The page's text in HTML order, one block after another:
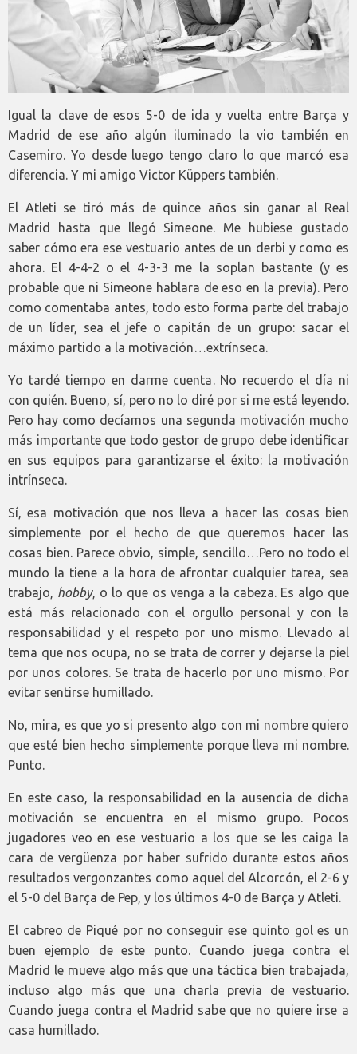
Igual la clave de esos 5-0 de ida y vuelta entre Barça y
Madrid de ese año algún iluminado la vio también en
Casemiro. Yo desde luego tengo claro lo que marcó esa
diferencia. Y mi amigo Victor Küppers también.
El Atleti se tiró más de quince años sin ganar al Real
Madrid hasta que llegó Simeone. Me hubiese gustado
saber cómo era ese vestuario antes de un derbi y como es
ahora. El 4-4-2 o el 4-3-3 me la soplan bastante (y es
probable que ni Simeone hablara de eso en la previa). Pero
como comentaba antes, todo esto forma parte del trabajo
de un líder, sea el jefe o capitán de un grupo: sacar el
máximo partido a la motivación…extrínseca.
Yo tardé tiempo en darme cuenta. No recuerdo el día ni
con quién. Bueno, sí, pero no lo diré por si me está leyendo.
Pero hay como decíamos una segunda motivación mucho
más importante que todo gestor de grupo debe identificar
en sus equipos para garantizarse el éxito: la motivación
intrínseca.
Sí, esa motivación que nos lleva a hacer las cosas bien
simplemente por el hecho de que queremos hacer las
cosas bien. Parece obvio, simple, sencillo…Pero no todo el
mundo la tiene a la hora de afrontar cualquier tarea, sea
trabajo, hobby, o lo que os venga a la cabeza. Es algo que
está más relacionado con el orgullo personal y con la
responsabilidad y el respeto por uno mismo. Llevado al
tema que nos ocupa, no se trata de correr y dejarse la piel
por unos colores. Se trata de hacerlo por uno mismo. Por
evitar sentirse humillado.
No, mira, es que yo si presento algo con mi nombre quiero
que esté bien hecho simplemente porque lleva mi nombre.
Punto.
En este caso, la responsabilidad en la ausencia de dicha
motivación se encuentra en el mismo grupo. Pocos
jugadores veo en ese vestuario a los que se les caiga la
cara de vergüenza por haber sufrido durante estos años
resultados vergonzantes como aquel del Alcorcón, el 2-6 y
el 5-0 del Barça de Pep, y los últimos 4-0 de Barça y Atleti.
El cabreo de Piqué por no conseguir ese quinto gol es un
buen ejemplo de este punto. Cuando juega contra el
Madrid le mueve algo más que una táctica bien trabajada,
incluso algo más que una charla previa de vestuario.
Cuando juega contra el Madrid sabe que no quiere irse a
casa humillado.